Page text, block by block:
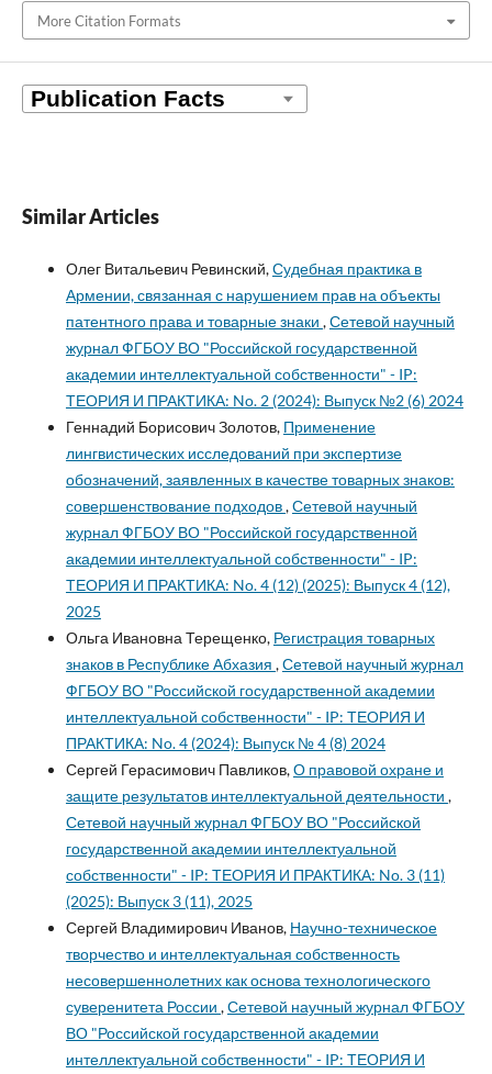
More Citation Formats
Similar Articles
Олег Витальевич Ревинский,Судебная практика в
Армении, связанная с нарушением прав на объекты
патентного права и товарные знаки ,Сетевой научный
журнал ФГБОУ ВО "Российской государственной
академии интеллектуальной собственности" - IP:
ТЕОРИЯ И ПРАКТИКА: No. 2 (2024): Выпуск №2 (6) 2024
Геннадий Борисович Золотов, Применение
лингвистических исследований при экспертизе
обозначений, заявленных в качестве товарных знаков:
совершенствование подходов,Сетевой научный
журнал ФГБОУ ВО "Российской государственной
академии интеллектуальной собственности" - IP:
ТЕОРИЯ И ПРАКТИКА: No. 4 (12) (2025): Выпуск 4 (12),
2025
Ольга Ивановна Терещенко, Регистрация товарных
знаков в Республике Абхазия ,Сетевой научный журнал
ФГБОУ ВО "Российской государственной академии
интеллектуальной собственности" - IP: ТЕОРИЯ И
ПРАКТИКА: No. 4 (2024): Выпуск № 4 (8) 2024
Сергей Герасимович Павликов,О правовой охране и
защите результатов интеллектуальной деятельности ,
Сетевой научный журнал ФГБОУ ВО "Российской
государственной академии интеллектуальной
собственности" - IP: ТЕОРИЯ И ПРАКТИКА: No. 3 (11)
(2025): Выпуск 3 (11), 2025
Сергей Владимирович Иванов, Научно-техническое
творчество и интеллектуальная собственность
несовершеннолетних как основа технологического
суверенитета России ,Сетевой научный журнал ФГБОУ
ВО "Российской государственной академии
интеллектуальной собственности" - IP: ТЕОРИЯ И